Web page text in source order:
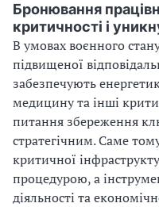
Бронювання
критичності і
В умовах воєнного
підвищеної
забезпечують
медицину та інші
питання збереження
стратегічним. Саме
критичної
процедурою, а
діяльності та